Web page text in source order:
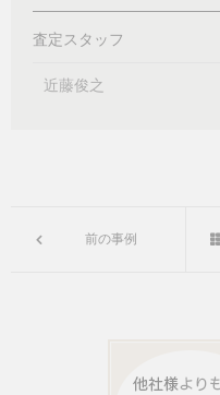
査定スタッフ
近藤俊之
前の事例